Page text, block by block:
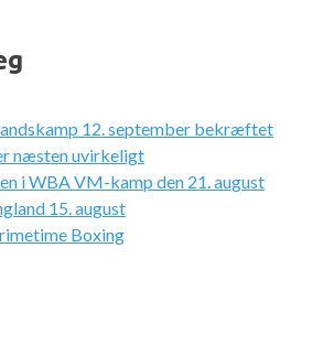
12. september bekræftet
næsten uvirkeligt
i WBA VM-kamp den 21. august
15. august
Boxing